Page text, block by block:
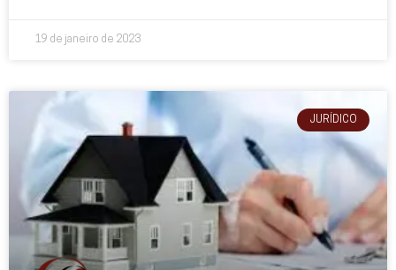
19 de janeiro de 2023
JURÍDICO